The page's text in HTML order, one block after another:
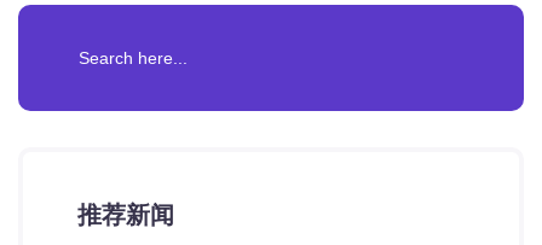
推荐新闻